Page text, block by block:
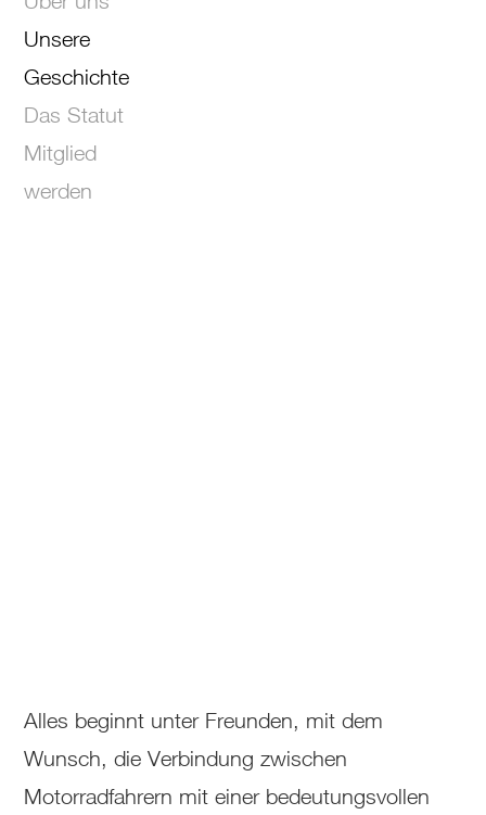
Unsere
Geschichte
Das Statut
Mitglied
werden
Alles beginnt unter Freunden, mit dem
Wunsch, die Verbindung zwischen
Motorradfahrern mit einer bedeutungsvollen